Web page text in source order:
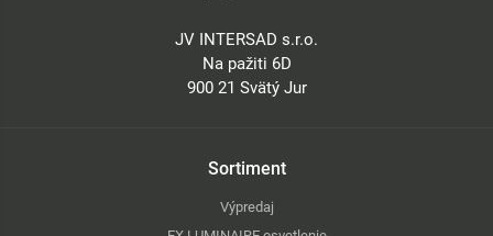
JV INTERSAD s.r.o.
Na pažiti 6D
900 21 Svätý Jur
Sortiment
Výpredaj